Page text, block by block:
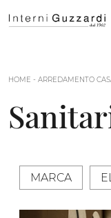
HOME - ARREDAMENTO
MARCA